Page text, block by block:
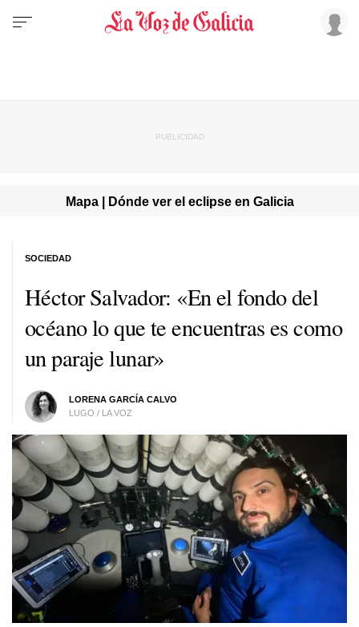
Mapa | Dónde ver el eclipse en Galicia
Héctor Salvador: «En el fondo del
océano lo que te encuentras es como
un paraje lunar»
LORENA GARCÍA CALVO
LUGO / LA VOZ
SOCIEDAD